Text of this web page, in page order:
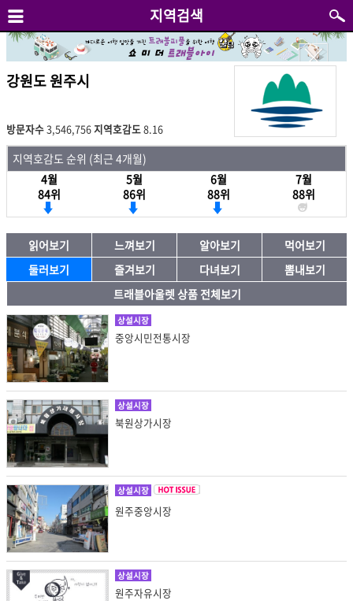
지역검색
강원도 원주시
방문자수 3,546,756지역호감도 8.16
지역호감도 순위 (최근 4개월)
4월
84위
5월
86위
6월
88위
7월
88위
읽어보기 느껴보기 알아보기
먹어보기
둘러보기
즐겨보기 다녀보기
뽐내보기
트래블아울렛 상품 전체보기
상설시장
중앙시민전통시장
상설시장
북원상가시장
상설시장
원주중앙시장
상설시장
원주자유시장